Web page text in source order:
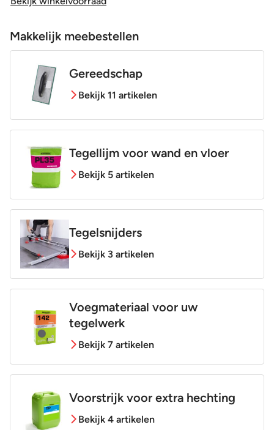
Makkelijk meebestellen
Gereedschap
Bekijk 11 artikelen
Tegellijm voor wand en vloer
Bekijk 5 artikelen
Tegelsnijders
Bekijk 3 artikelen
Voegmateriaal voor uw
tegelwerk
Bekijk 7 artikelen
Voorstrijk voor extra hechting
Bekijk 4 artikelen